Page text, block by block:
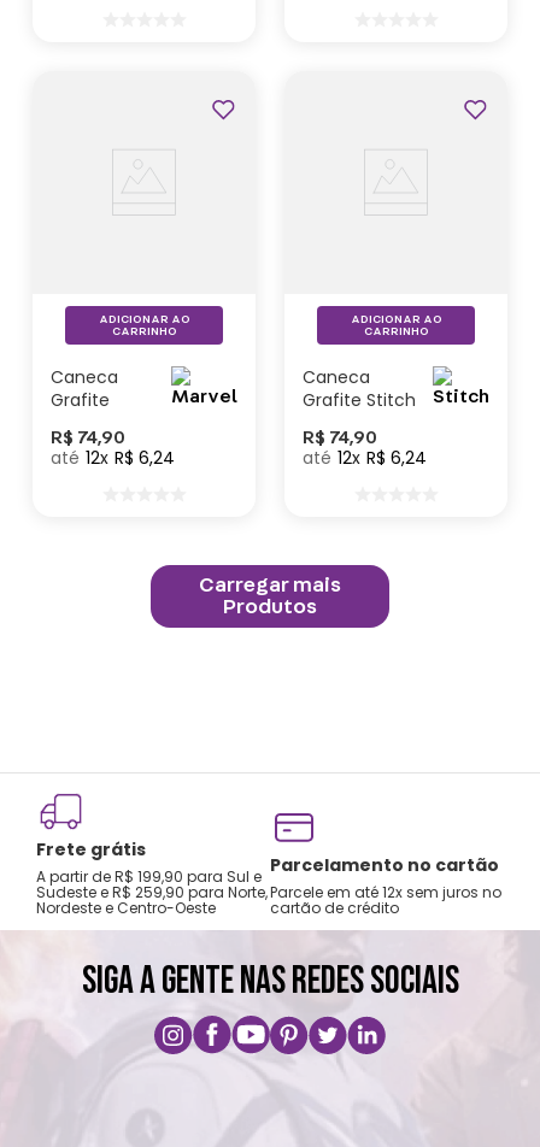
Caneca
Grafite
R$ 74,90
12 R$ 6,24
ADICIONAR AO
CARRINHO
Caneca
Grafite Stitch
R$ 74,90
12 R$ 6,24
ADICIONAR AO
CARRINHO
Frete grátis
A partir de R$ 199,90 para Sul e
Sudeste e R$ 259,90 para Norte,
Nordeste e Centro-Oeste
Parcelamento no cartão
Parcele em até 12x sem juros no
cartão de crédito
SIGA A GENTE NAS REDES SOCIAIS